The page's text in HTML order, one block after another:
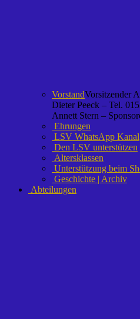
VorstandVorsitzender
Dieter Peeck – Tel.
Annett Stern –
Ehrungen
LSV WhatsApp Kanal
Den LSV unterstützen
Altersklassen
Unterstützung beim
Geschichte | Archiv
Abteilungen